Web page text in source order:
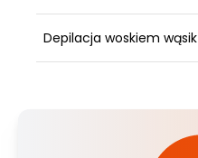
Depilacja woskiem wąsik